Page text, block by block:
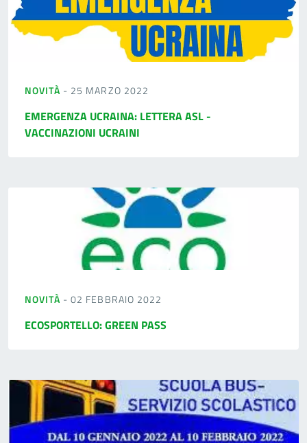
NOVITÀ - 25 MARZO 2022
EMERGENZA UCRAINA: LETTERA ASL -
VACCINAZIONI UCRAINI
NOVITÀ - 02 FEBBRAIO 2022
ECOSPORTELLO: GREEN PASS